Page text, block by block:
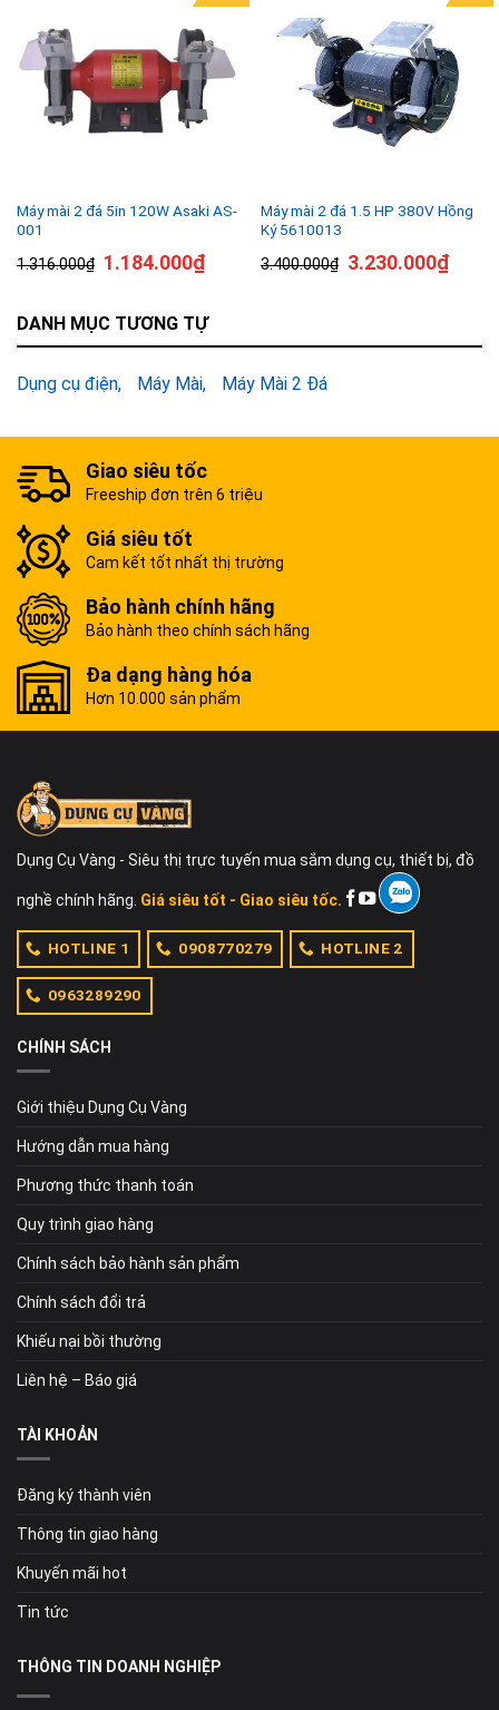
Máy mài 2 đá 5in 120W Asaki AS-
001
1.316.000₫ 1.184.000₫
Máy mài 2 đá 1.5 HP 380V Hồng
Ký 5610013
3.400.000₫ 3.230.000₫
DANH MỤC TƯƠNG TỰ
Dụng cụ điện Máy Mài Máy Mài 2 Đá
Giao siêu tốc
Freeship đơn trên 6 triệu
Giá siêu tốt
Cam kết tốt nhất thị trường
Bảo hành chính hãng
Bảo hành theo chính sách hãng
Đa dạng hàng hóa
Hơn 10.000 sản phẩm
Dụng Cụ Vàng - Siêu thị trực tuyến mua sắm dụng cụ, thiết bị, đồ
nghề chính hãng. Giá siêu tốt - Giao siêu tốc.
HOTLINE 1 0908770279 HOTLINE 2
0963289290
CHÍNH SÁCH
Giới thiệu Dụng Cụ Vàng
Hướng dẫn mua hàng
Phương thức thanh toán
Quy trình giao hàng
Chính sách bảo hành sản phẩm
Chính sách đổi trả
Khiếu nại bồi thường
Liên hệ – Báo giá
TÀI KHOẢN
Đăng ký thành viên
Thông tin giao hàng
Khuyến mãi hot
Tin tức
THÔNG TIN DOANH NGHIỆP